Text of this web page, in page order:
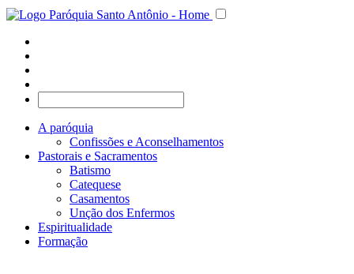
A paróquia
Confissões e Aconselhamentos
Pastorais e Sacramentos
Batismo
Catequese
Casamentos
Unção dos Enfermos
Espiritualidade
Formação